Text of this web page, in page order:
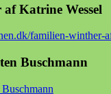
Katrine Wessel
Buschmann